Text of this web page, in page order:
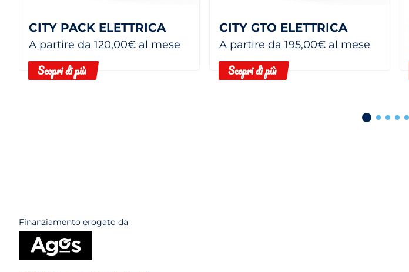
CITY PACK ELETTRICA
A partire da 120,00€ al mese
Scopri di più
CITY GTO ELETTRICA
A partire da 195,00€ al mese
Scopri di più
Finanziamento erogato da